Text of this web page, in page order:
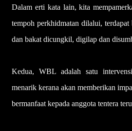
Dalam erti kata lain, kita
tempoh perkhidmatan dilalui,
dan bakat dicungkil, digilap dan
Kedua, WBL adalah satu
menarik kerana akan memberikan
bermanfaat kepada anggota tentera